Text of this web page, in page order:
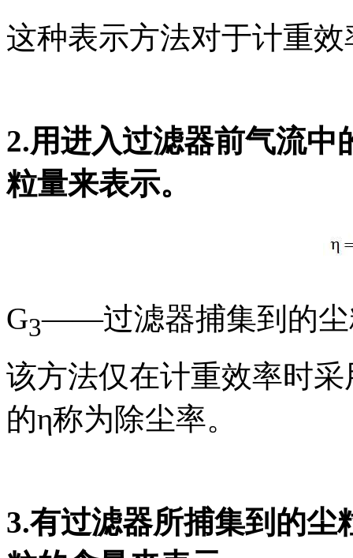
这种表示方法对于计重
2.用进入过滤器前气流中
粒量来表示。
G3——过滤器捕集到的尘
该方法仅在计重效率时
的η称为除尘率。
3.有过滤器所捕集到的尘